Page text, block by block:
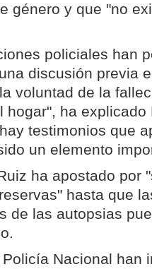
género y que "no
policiales han
discusión previa
voluntad de la
hogar", ha explicado
testimonios que
un elemento
ha apostado por
hasta que
de las autopsias
Nacional han